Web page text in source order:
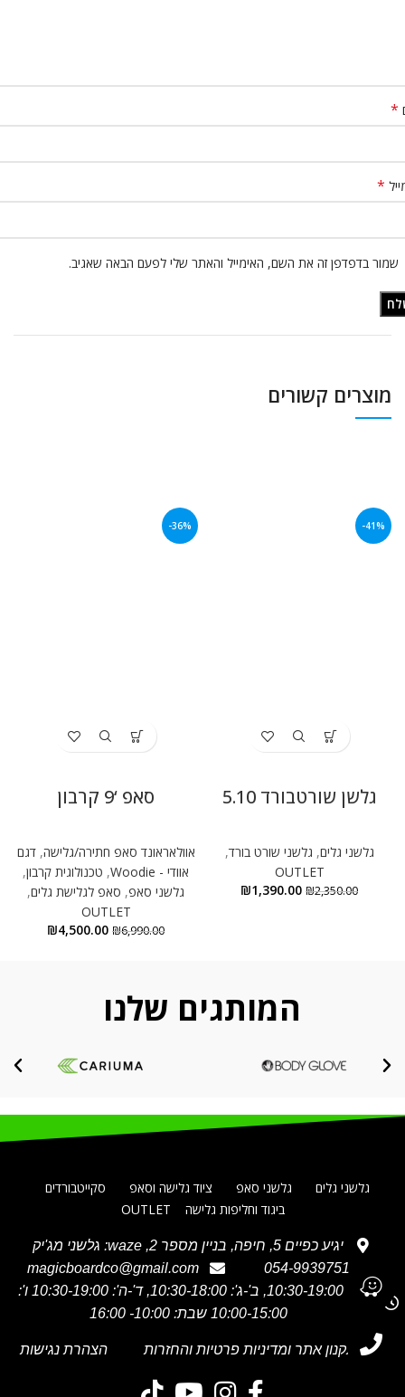
*
*
שמור בדפדפן זה את השם, האימייל והאתר שלי לפעם הבאה שאגיב.
מוצרים קשורים
-41%
גלשן שורטבורד 5.10
גלשני גלים, גלשני שורט בורד,
OUTLET
₪2,350.00
₪1,390.00
-36%
סאפ ‘9 קרבון
אוולאראונד סאפ חתירה/גלישה,דגם
אוודי - Woodie
, טכנולוגית קרבון,
גלשני סאפ, סאפ לגלישת גלים,
OUTLET
₪6,990.00
₪4,500.00
המותגים שלנו
גלשני גלים גלשני סאפ ציוד גלישה וסאפ
סקייטבורדים
ביגוד וחליפות גלישה
OUTLET
יגיע כפיים 5, חיפה, בניין מספר 2, waze: גלשני מג'יק
054-9939751
magicboardco@gmail.com
א' 10:30-19:00, ב'-ג': 10:30-18:00, ד'-ה': 10:30-19:00 ו':
10:00-15:00 שבת: 10:00- 16:00
תקנון אתר ומדיניות פרטיות והחזרות הצהרת נגישות